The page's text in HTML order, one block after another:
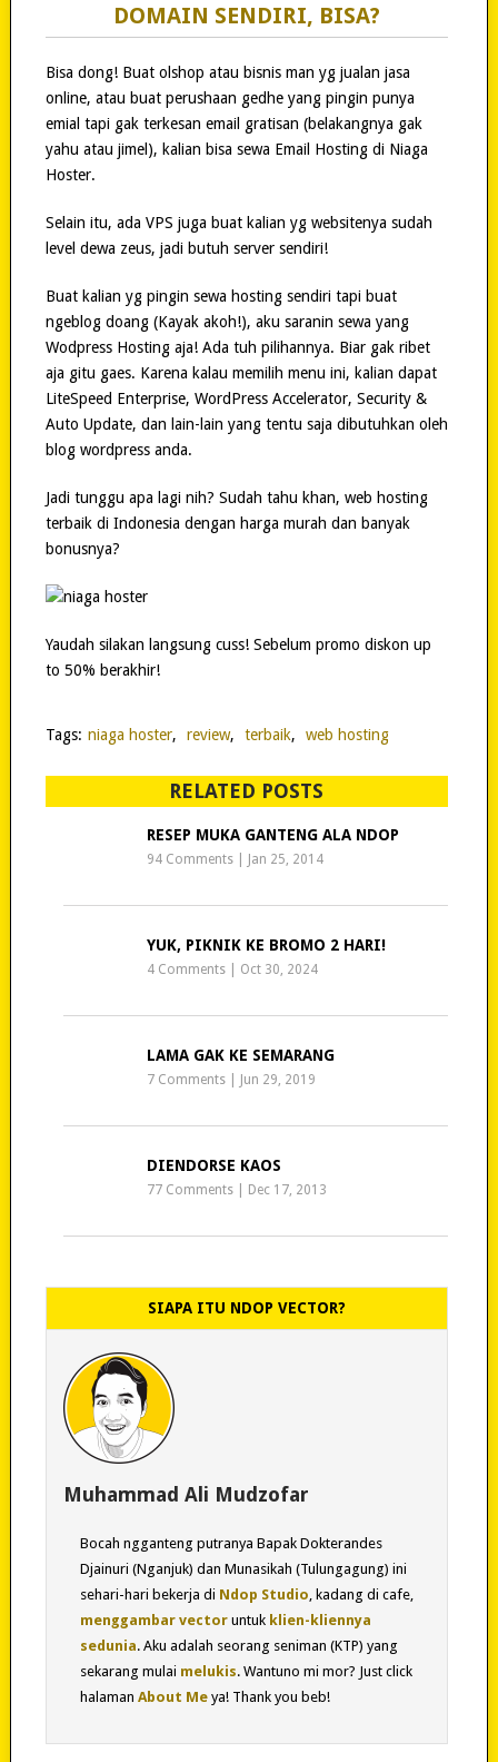
DOMAIN SENDIRI, BISA?
Bisa dong! Buat olshop atau bisnis man yg jualan jasa
online, atau buat perushaan gedhe yang pingin punya
emial tapi gak terkesan email gratisan (belakangnya gak
yahu atau jimel), kalian bisa sewa Email Hosting di Niaga
Hoster.
Selain itu, ada VPS juga buat kalian yg websitenya sudah
level dewa zeus, jadi butuh server sendiri!
Buat kalian yg pingin sewa hosting sendiri tapi buat
ngeblog doang (Kayak akoh!), aku saranin sewa yang
Wodpress Hosting aja! Ada tuh pilihannya. Biar gak ribet
aja gitu gaes. Karena kalau memilih menu ini, kalian dapat
LiteSpeed Enterprise, WordPress Accelerator, Security &
Auto Update, dan lain-lain yang tentu saja dibutuhkan oleh
blog wordpress anda.
Jadi tunggu apa lagi nih? Sudah tahu khan, web hosting
terbaik di Indonesia dengan harga murah dan banyak
bonusnya?
Yaudah silakan langsung cuss! Sebelum promo diskon up
to 50% berakhir!
Tags: niaga hoster, review, terbaik, web hosting
RELATED POSTS
RESEP MUKA GANTENG ALA NDOP
94 Comments Jan 25, 2014
YUK, PIKNIK KE BROMO 2 HARI!
4 Comments Oct 30, 2024
LAMA GAK KE SEMARANG
7 Comments Jun 29, 2019
DIENDORSE KAOS
77 Comments Dec 17, 2013
SIAPA ITU NDOP VECTOR?
Muhammad Ali Mudzofar
Bocah ngganteng putranya Bapak Dokterandes
Djainuri (Nganjuk) dan Munasikah (Tulungagung) ini
sehari-hari bekerja di Ndop Studio , kadang di cafe,
menggambar vectoruntuk klien-kliennya
sedunia. Aku adalah seorang seniman (KTP) yang
sekarang mulai melukis. Wantuno mi mor? Just click
halaman About Meya! Thank you beb!